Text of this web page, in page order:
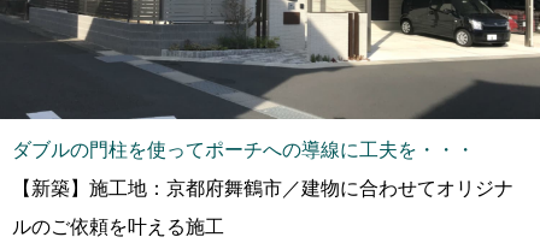
ダブルの門柱を使ってポーチへの導線に工夫を・・・
【新築】施工地：京都府舞鶴市／建物に合わせてオリジナ
ルのご依頼を叶える施工